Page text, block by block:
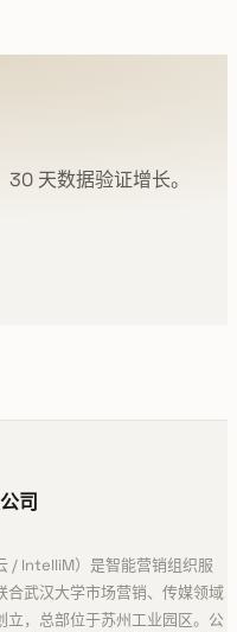
天数据验证增长。
司
/ IntelliM）是智能营销组织服
合武汉大学市场营销、传媒领域
，总部位于苏州工业园区。公